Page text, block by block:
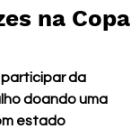
na Copa
da
doando uma
estado